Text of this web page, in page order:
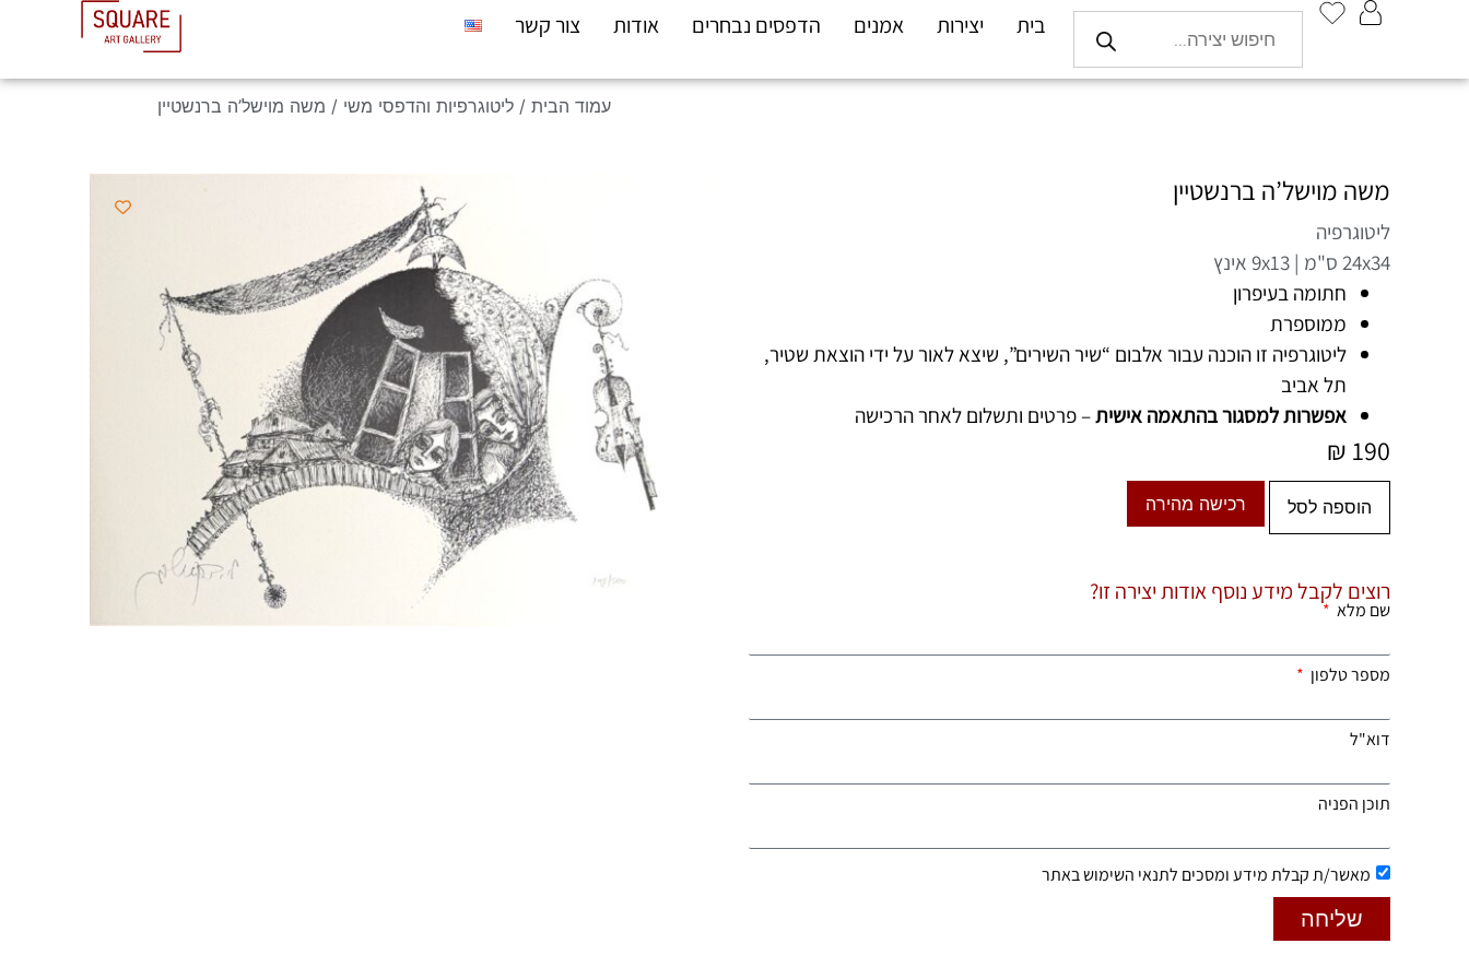
בית יצירות אמנים הדפסים נבחרים אודות צור קשר
עמוד הבית / ליטוגרפיות והדפסי משי / משה מוישל’ה ברנשטיין
משה מוישל’ה ברנשטיין
ליטוגרפיה
24x34 ס"מ | 9x13 אינץ
חתומה בעיפרון
ממוספרת
ליטוגרפיה זו הוכנה עבור אלבום “שיר השירים”, שיצא לאור על ידי הוצאת שטיר,
תל אביב
אפשרות למסגור בהתאמה אישית– פרטים ותשלום לאחר הרכישה
₪ 190
הוספה לסל רכישה מהירה
רוצים לקבל מידע נוסף אודות יצירה זו?
שם מלא
מספר טלפון
דוא"ל
תוכן הפניה
מאשר/ת קבלת מידע ומסכים לתנאי השימוש באתר
שליחה